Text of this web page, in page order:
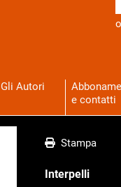
Gli Autori
e contatti
Stampa
Interpelli